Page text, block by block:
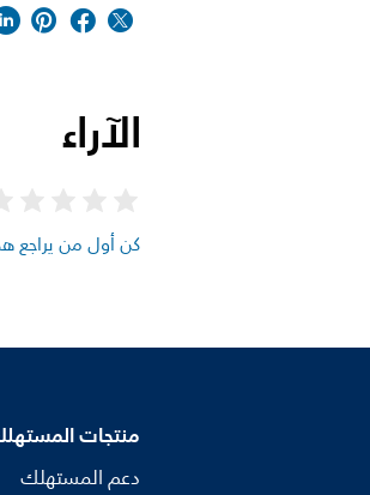
الآراء
كن أول من يراجع
منتجات
دعم المستهلك